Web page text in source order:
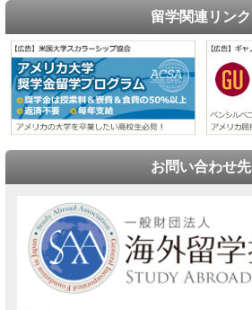
留学関連リンク
お問い合わせ先